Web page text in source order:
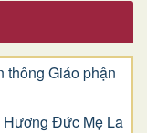
thông Giáo phận
Đức Mẹ La